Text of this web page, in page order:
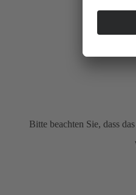
Bitte beachten Sie, dass